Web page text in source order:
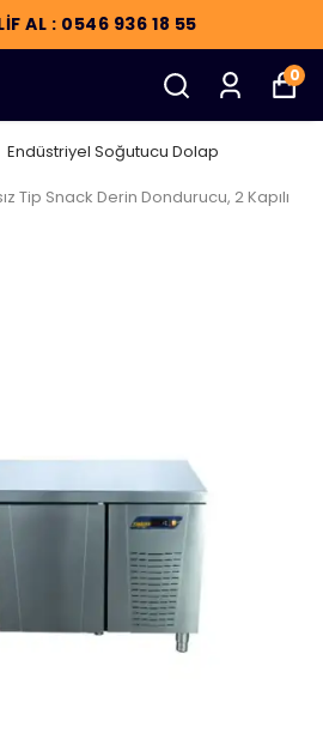
AL : 0546 936 18 55
0
Endüstriyel Soğutucu Dolap
Tip Snack Derin Dondurucu, 2 Kapılı